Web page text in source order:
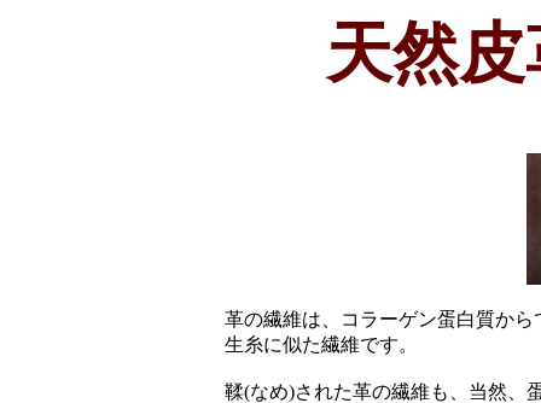
天然
革の繊維は、コラーゲン蛋白質か
生糸に似た繊維です。
鞣(なめ)された革の繊維も、当然、